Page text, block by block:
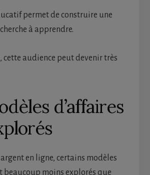
permet de construire une
à apprendre.
cette audience peut devenir très
d’affaires
en ligne, certains modèles
beaucoup moins explorés que